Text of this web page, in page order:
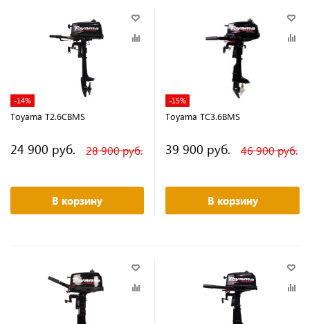
-14%
Toyama T2.6CBMS
24 900 руб. 28 900 руб.
В корзину
-15%
Toyama TC3.6BMS
39 900 руб. 46 900 руб.
В корзину